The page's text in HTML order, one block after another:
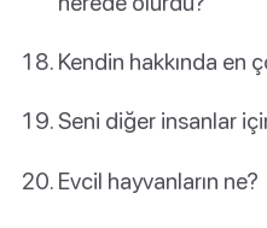
Kendin hakkında en
Seni diğer insanlar
Evcil hayvanların ne?